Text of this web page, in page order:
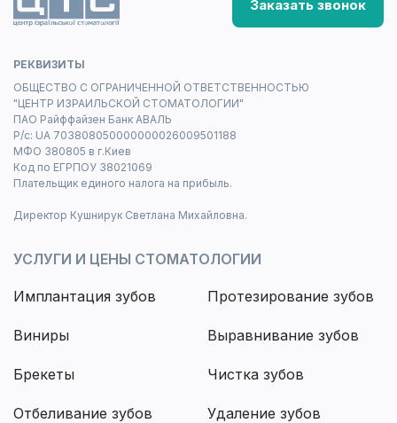
Заказать звонок
РЕКВИЗИТЫ
ОБЩЕСТВО С ОГРАНИЧЕННОЙ ОТВЕТСТВЕННОСТЬЮ
"ЦЕНТР ИЗРАИЛЬСКОЙ СТОМАТОЛОГИИ"
ПАО Райффайзен Банк АВАЛЬ
Р/с: UA 703808050000000026009501188
МФО 380805 в г.Киев
Код по ЕГРПОУ 38021069
Плательщик единого налога на прибыль.
Директор Кушнирук Светлана Михайловна.
УСЛУГИ И ЦЕНЫ СТОМАТОЛОГИИ
Имплантация зубов Протезирование зубов
Виниры Выравнивание зубов
Брекеты Чистка зубов
Отбеливание зубов Удаление зубов